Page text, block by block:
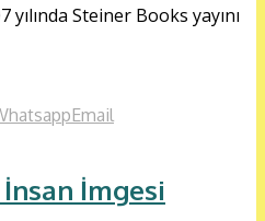
Steiner Books yayını
Email
İmgesi